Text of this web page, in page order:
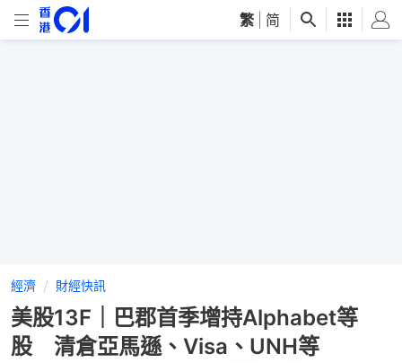
繁 简
經濟 財經快訊
美股13F｜巴郡首季增持Alphabet等
股 清倉亞馬遜、Visa、UNH等